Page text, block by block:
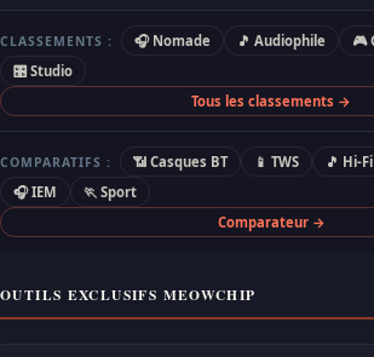
CLASSEMENTS : 🎧 Nomade 🎵 Audiophile 🎮
🎛 Studio
Tous les classements →
COMPARATIFS : 📶 Casques BT 📱 TWS 🎵 Hi-Fi
🎧 IEM
🏃 Sport
Comparateur →
OUTILS EXCLUSIFS MEOWCHIP